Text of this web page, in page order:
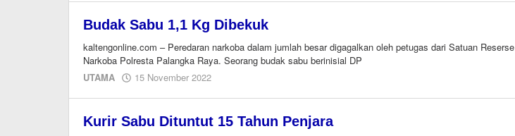
Budak Sabu 1,1 Kg Dibekuk
kaltengonline.com – Peredaran narkoba dalam jumlah besar digagalkan oleh petugas dari Satuan Reserse
Narkoba Polresta Palangka Raya. Seorang budak sabu berinisial DP
UTAMA
15 November 2022
Kurir Sabu Dituntut 15 Tahun Penjara